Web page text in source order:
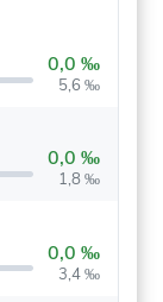
0,0 ‰
5,6 ‰
0,0 ‰
1,8 ‰
0,0 ‰
3,4 ‰